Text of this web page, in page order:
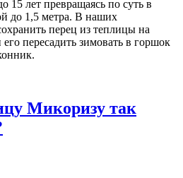
15 лет превращаясь по суть в
до 1,5 метра. В наших
перец из теплицы на
пересадить зимовать в горшок
Микоризу так